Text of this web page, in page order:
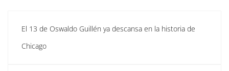
El 13 de Oswaldo Guillén ya descansa en la historia de
Chicago